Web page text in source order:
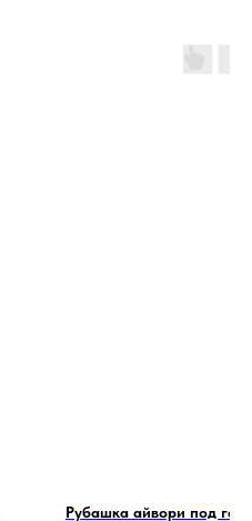
Рубашка айвори под